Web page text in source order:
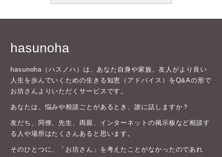
hasunoha
hasunoha（ハスノハ）は、あなた自身や家族、友人がより良い
人生を歩んでいくための生きる知恵（アドバイス）をQ&Aの形で
お坊さんよりいただくサービスです。
あなたは、悩みや相談ごとがあるとき、誰に話しますか？
友だち、同僚、先生、両親、インターネットの掲示板など相談す
る人や場所はたくさんあると思います。
そのひとつに、「お坊さん」を考えたことがなかったのであれ